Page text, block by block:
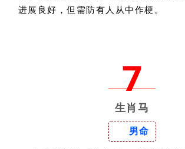
进展良好，但需防有人从中作梗。
7
生肖马
男命